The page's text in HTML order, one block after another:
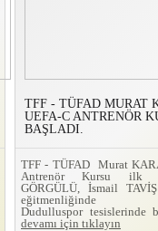
TFF - TÜFAD MURAT
UEFA-C ANTRENÖR
BAŞLADI.
TFF - TÜFAD Murat
Antrenör Kursu ilk
GÖRGÜLÜ, İsmail TAVİŞ
eğitmenliğinde
Dudulluspor tesislerinde
devamı için tıklayın